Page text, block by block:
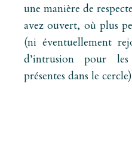
une manière de
avez ouvert, où plus
(ni éventuellement
d’intrusion pour
présentes dans le